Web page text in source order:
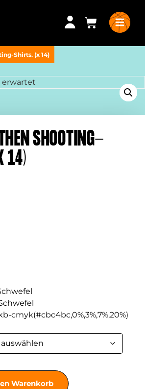
Shirts. (x 14)
SHOOTING-
14)
cmyk(#cbc4bc,0%,3%,7%,20%)
Warenkorb